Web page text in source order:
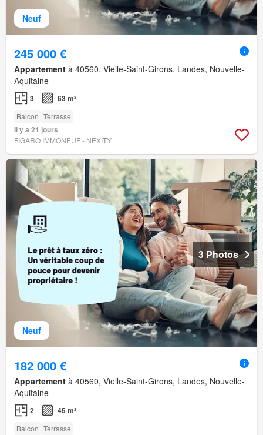
Neuf
245 000 €
Appartement à 40560, Vielle-Saint-Girons, Landes, Nouvelle-
Aquitaine
3 63 m²
Balcon Terrasse
Il y a 21 jours
FIGARO IMMONEUF - NEXITY
Neuf
3 Photos
182 000 €
Appartement à 40560, Vielle-Saint-Girons, Landes, Nouvelle-
Aquitaine
2 45 m²
Balcon Terrasse